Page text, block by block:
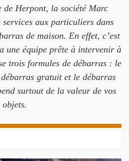
Herpont, la société Marc
services aux particuliers dans
de maison. En effet, c’est
une équipe prête à intervenir à
trois formules de débarras : le
gratuit et le débarras
surtout de la valeur de vos
objets.